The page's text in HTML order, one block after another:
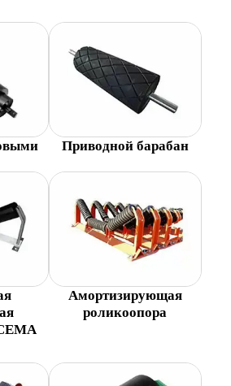
Приводной барабан
Амортизирующая
роликоопора